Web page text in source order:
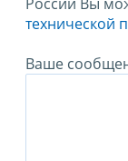
России Вы
технической
Ваше